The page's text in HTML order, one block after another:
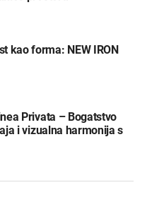
kao forma: NEW IRON
Privata – Bogatstvo
i vizualna harmonija s